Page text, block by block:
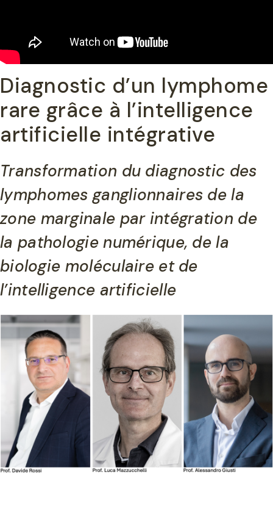
Diagnostic d’un lymphome
rare grâce à l’intelligence
artificielle intégrative
Transformation du diagnostic des
lymphomes ganglionnaires de la
zone marginale par intégration de
la pathologie numérique, de la
biologie moléculaire et de
l’intelligence artificielle